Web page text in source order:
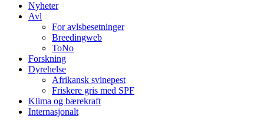
Nyheter
Avl
For avlsbesetninger
Breedingweb
ToNo
Forskning
Dyrehelse
Afrikansk svinepest
Friskere gris med SPF
Klima og bærekraft
Internasjonalt